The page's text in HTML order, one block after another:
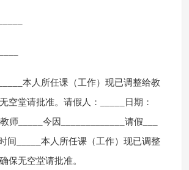
本人所任课（工作）现已调整给教
空堂请批准。请假人：_____日期：
师_____今因_____________请假___
间_____本人所任课（工作）现已调整
保无空堂请批准。